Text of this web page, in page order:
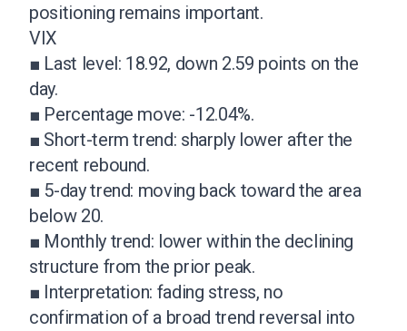
positioning remains important.
VIX
■ Last level: 18.92, down 2.59 points on the
day.
■ Percentage move: -12.04%.
■ Short-term trend: sharply lower after the
recent rebound.
■ 5-day trend: moving back toward the area
below 20.
■ Monthly trend: lower within the declining
structure from the prior peak.
■ Interpretation: fading stress, no
confirmation of a broad trend reversal into